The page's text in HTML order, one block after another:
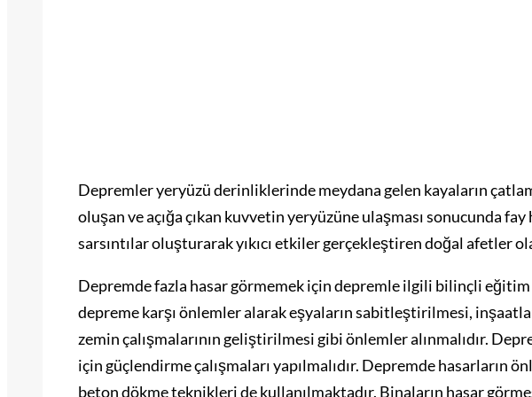
Depremler yeryüzü derinliklerinde meydana gelen kayaların
oluşan ve açığa çıkan kuvvetin yeryüzüne ulaşması sonucunda
sarsıntılar oluşturarak yıkıcı etkiler gerçekleştiren doğal afetler
Depremde fazla hasar görmemek için depremle ilgili bilinçli eğitim
depreme karşı önlemler alarak eşyaların sabitleştirilmesi,
zemin çalışmalarının geliştirilmesi gibi önlemler alınmalıdır.
için güçlendirme çalışmaları yapılmalıdır. Depremde hasarların
beton dökme teknikleri de kullanılmaktadır. Binaların hasar